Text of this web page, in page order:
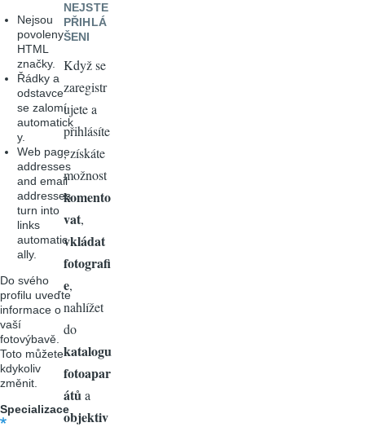
Nejsou
povoleny
HTML
značky.
Řádky a
odstavce
se zalomí
automatick
y.
Web page
addresses
and email
addresses
turn into
links
automatic
ally.
Do svého
profilu uveďte
informace o
vaší
fotovýbavě.
Toto můžete
kdykoliv
změnit.
Specializace
NEJSTE
PŘIHLÁ
ŠENI
Když se
zaregistr
ujete a
přihlásíte
, získáte
možnost
komento
vat,
vkládat
fotografi
e,
nahlížet
do
katalogu
fotoapar
átů a
objektiv